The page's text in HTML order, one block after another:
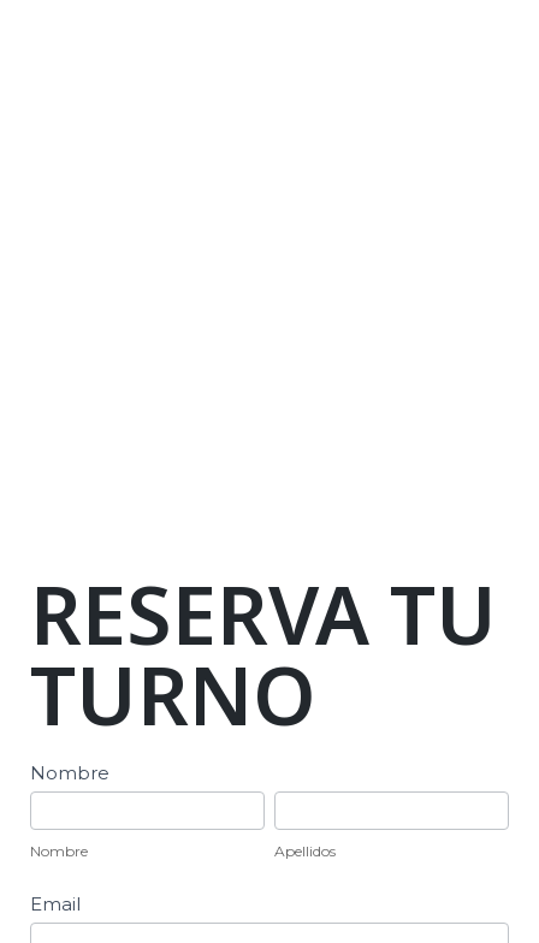
RESERVA TU
TURNO
Reserva
de
Turno
Nombre
Nombre Apellidos
Email